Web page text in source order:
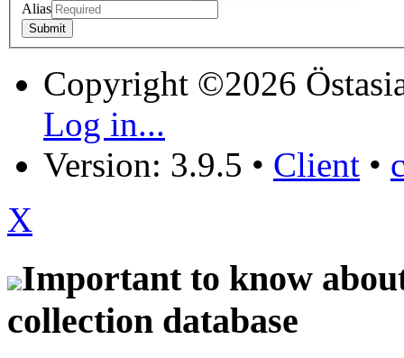
Alias
Copyright ©2026
Log in...
Version: 3.9.5 • Client •
X
Important to know
collection database